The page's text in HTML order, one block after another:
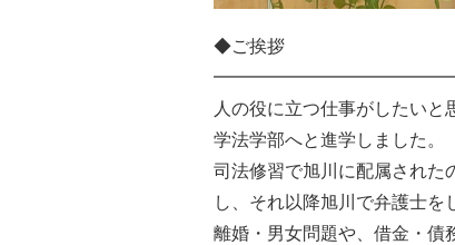
◆ご挨拶
人の役に立つ仕事がしたい
学法学部へと進学しました。
司法修習で旭川に配属された
し、それ以降旭川で弁護士を
離婚・男女問題や、借金・債